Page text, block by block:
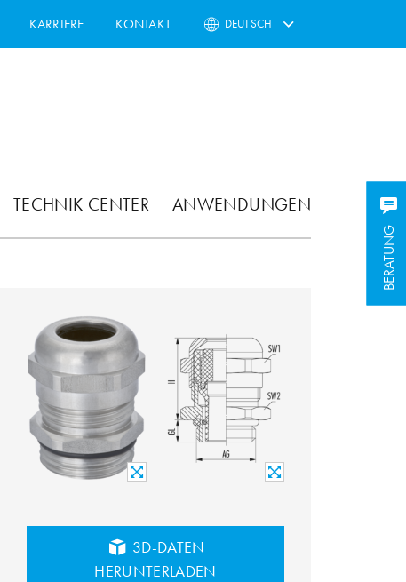
KARRIERE KONTAKT DEUTSCH
TECHNIK CENTER ANWENDUNGEN
BERATUNG
BERATUNG
3D-DATEN
HERUNTERLADEN